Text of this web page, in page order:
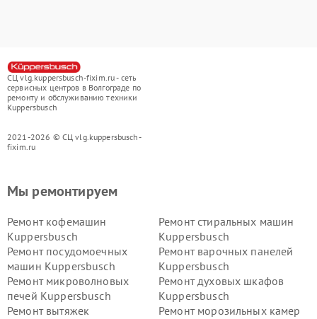
СЦ vlg.kuppersbusch-fixim.ru - сеть
сервисных центров в Волгограде по
ремонту и обслуживанию техники
Kuppersbusch
2021-2026 © СЦ vlg.kuppersbusch-
fixim.ru
Мы ремонтируем
Ремонт кофемашин
Kuppersbusch
Ремонт стиральных машин
Kuppersbusch
Ремонт посудомоечных
машин Kuppersbusch
Ремонт варочных панелей
Kuppersbusch
Ремонт микроволновых
печей Kuppersbusch
Ремонт духовых шкафов
Kuppersbusch
Ремонт вытяжек
Ремонт морозильных камер